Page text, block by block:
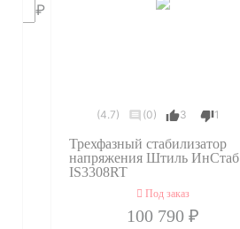
₽
(4.7) (0) 3 1
Трехфазный стабилизатор
напряжения Штиль ИнСтаб
IS3308RT
Под заказ
100 790 ₽